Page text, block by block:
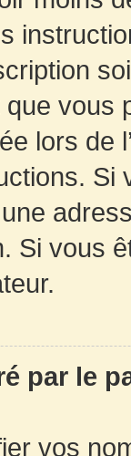
que
lors de
Si
Si vous
par le
vos